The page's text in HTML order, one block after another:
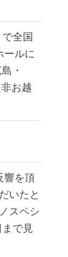
全国
ールに
・
お越
響を頂
いたと
スペシ
で見